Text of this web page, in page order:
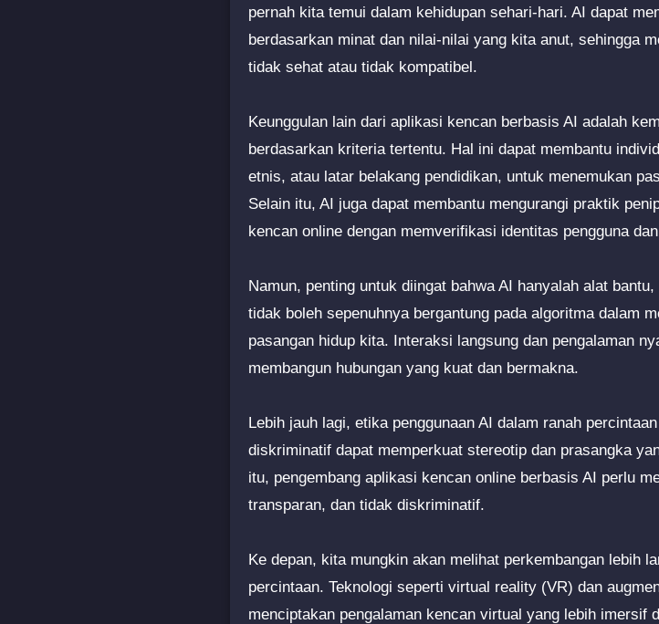
pernah kita temui dalam kehidupan sehari-hari. AI dapat
berdasarkan minat dan nilai-nilai yang kita anut, sehingga
tidak sehat atau tidak kompatibel.
Keunggulan lain dari aplikasi kencan berbasis AI adalah
berdasarkan kriteria tertentu. Hal ini dapat membantu
etnis, atau latar belakang pendidikan, untuk menemukan
Selain itu, AI juga dapat membantu mengurangi praktik
kencan online dengan memverifikasi identitas pengguna
Namun, penting untuk diingat bahwa AI hanyalah alat
tidak boleh sepenuhnya bergantung pada algoritma dalam
pasangan hidup kita. Interaksi langsung dan pengalaman
membangun hubungan yang kuat dan bermakna.
Lebih jauh lagi, etika penggunaan AI dalam ranah
diskriminatif dapat memperkuat stereotip dan prasangka
itu, pengembang aplikasi kencan online berbasis AI perlu
transparan, dan tidak diskriminatif.
Ke depan, kita mungkin akan melihat perkembangan lebih
percintaan. Teknologi seperti virtual reality (VR) dan
menciptakan pengalaman kencan virtual yang lebih imersif